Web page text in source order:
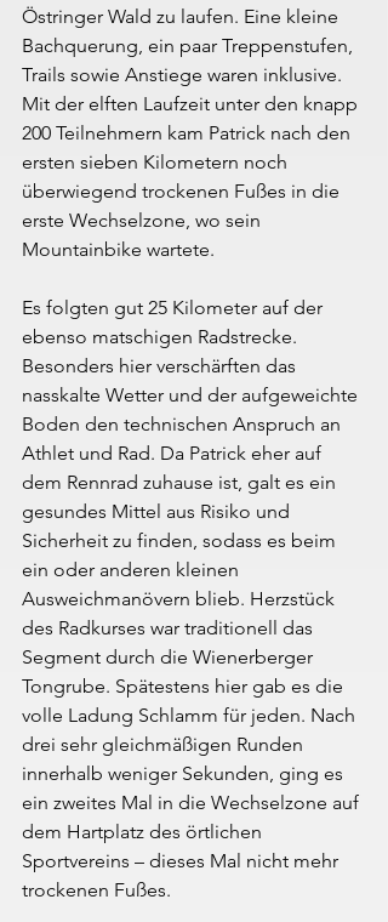
Östringer Wald zu laufen. Eine kleine
Bachquerung, ein paar Treppenstufen,
Trails sowie Anstiege waren inklusive.
Mit der elften Laufzeit unter den knapp
200 Teilnehmern kam Patrick nach den
ersten sieben Kilometern noch
überwiegend trockenen Fußes in die
erste Wechselzone, wo sein
Mountainbike wartete.
Es folgten gut 25 Kilometer auf der
ebenso matschigen Radstrecke.
Besonders hier verschärften das
nasskalte Wetter und der aufgeweichte
Boden den technischen Anspruch an
Athlet und Rad. Da Patrick eher auf
dem Rennrad zuhause ist, galt es ein
gesundes Mittel aus Risiko und
Sicherheit zu finden, sodass es beim
ein oder anderen kleinen
Ausweichmanövern blieb. Herzstück
des Radkurses war traditionell das
Segment durch die Wienerberger
Tongrube. Spätestens hier gab es die
volle Ladung Schlamm für jeden. Nach
drei sehr gleichmäßigen Runden
innerhalb weniger Sekunden, ging es
ein zweites Mal in die Wechselzone auf
dem Hartplatz des örtlichen
Sportvereins – dieses Mal nicht mehr
trockenen Fußes.